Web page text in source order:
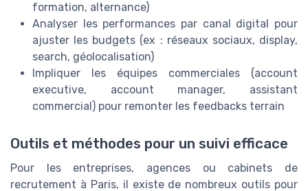
formation, alternance)
Analyser les performances par canal digital pour
ajuster les budgets (ex : réseaux sociaux, display,
search, géolocalisation)
Impliquer les équipes commerciales (account
executive, account manager, assistant
commercial) pour remonter les feedbacks terrain
Outils et méthodes pour un suivi efficace
Pour les entreprises, agences ou cabinets de
recrutement à Paris, il existe de nombreux outils pour